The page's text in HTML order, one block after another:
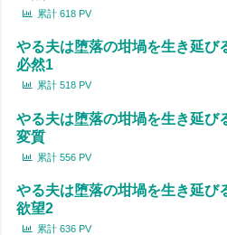
累計 618 PV
やる夫は堕落の坩堝を生き延
必然1
累計 518 PV
やる夫は堕落の坩堝を生き延
変質
累計 556 PV
やる夫は堕落の坩堝を生き延
欲望2
累計 636 PV